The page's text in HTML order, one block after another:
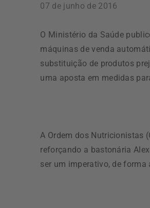
07 de junho de 2016
O Ministério da Saúde
máquinas de venda
substituição de produtos
uma aposta em medidas
A Ordem dos Nutricionistas
reforçando a bastonária
ser um imperativo, de forma